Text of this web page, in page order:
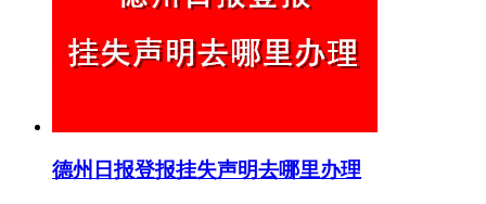
德州日报登报挂失声明去哪里办理